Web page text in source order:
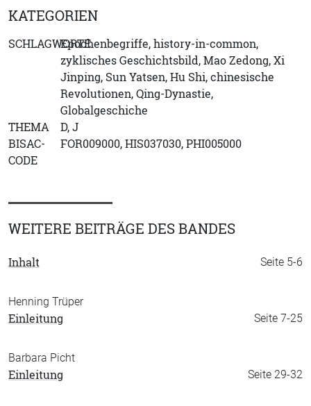
KATEGORIEN
SCHLAGWORTEEpochenbegriffe, history-in-common,
zyklisches Geschichtsbild, Mao Zedong, Xi
Jinping, Sun Yatsen, Hu Shi, chinesische
Revolutionen, Qing-Dynastie,
Globalgeschiche
THEMA
D, J
BISAC-
CODE
FOR009000, HIS037030, PHI005000
WEITERE BEITRÄGE DES BANDES
Seite 5-6
Inhalt
Henning Trüper
Seite 7-25
Einleitung
Barbara Picht
Seite 29-32
Einleitung